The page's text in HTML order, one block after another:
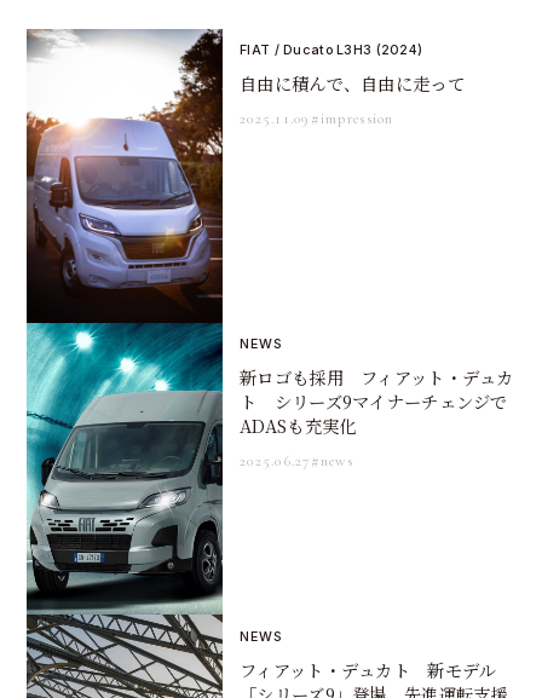
FIAT / Ducato L3H3 (2024)
自由に積んで、自由に走って
2025.11.09 #impression
NEWS
新ロゴも採用 フィアット・デュカ
ト シリーズ9マイナーチェンジで
ADASも充実化
2025.06.27#news
NEWS
フィアット・デュカト 新モデル